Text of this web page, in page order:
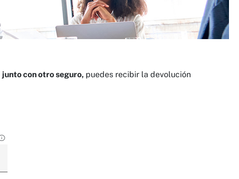
junto con otro seguro, puedes recibir la devolución